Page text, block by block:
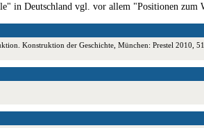
in Deutschland vgl. vor allem "Positionen zum
Konstruktion der Geschichte, München: Prestel 2010,